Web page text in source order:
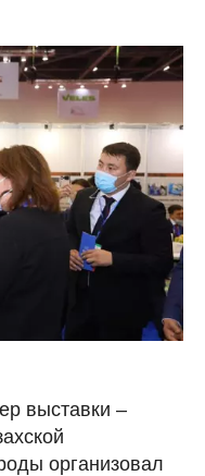
выставки –
организовал